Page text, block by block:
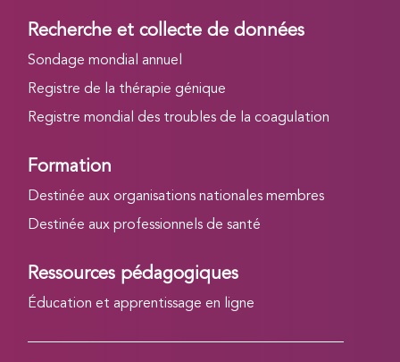
Recherche et collecte de données
Sondage mondial annuel
Registre de la thérapie génique
Registre mondial des troubles de la coagulation
Formation
Destinée aux organisations nationales membres
Destinée aux professionnels de santé
Ressources pédagogiques
Éducation et apprentissage en ligne